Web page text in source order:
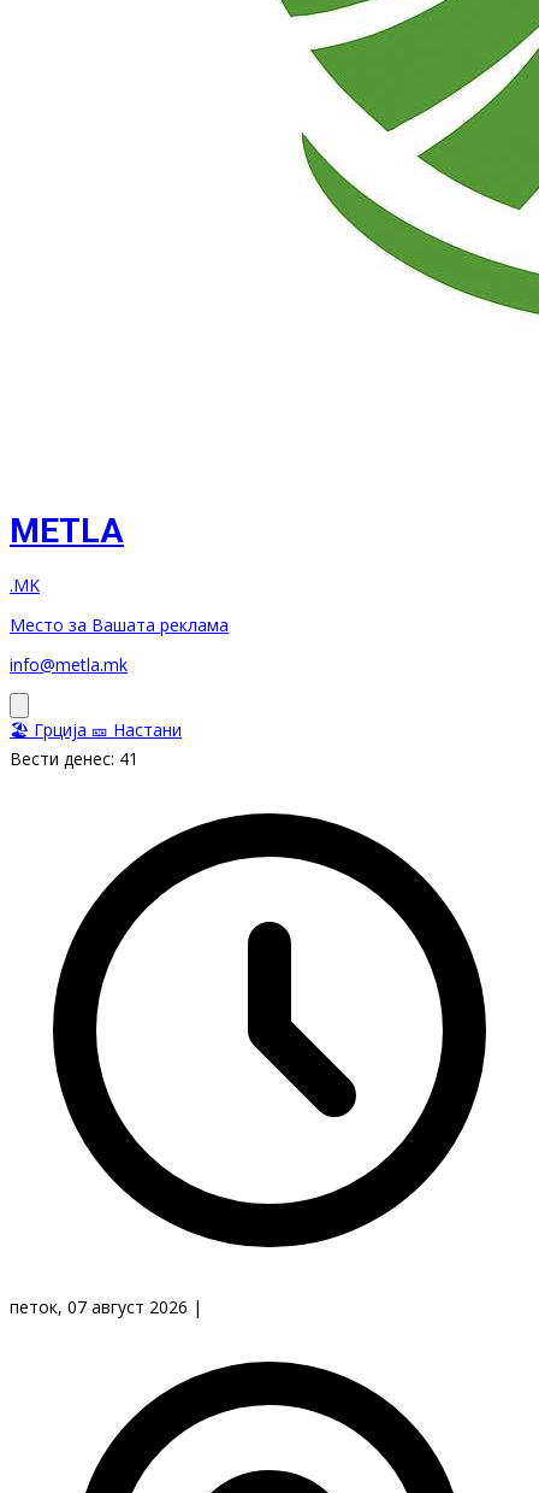
METLA
.MK
Место за Вашата реклама
info@metla.mk
🏖️ Грција 🎫 Настани
Вести денес: 41
петок, 07 август 2026 |